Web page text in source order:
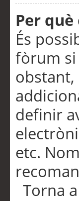
Per
És
fòrum si
obstant,
definir
etc.
Torna